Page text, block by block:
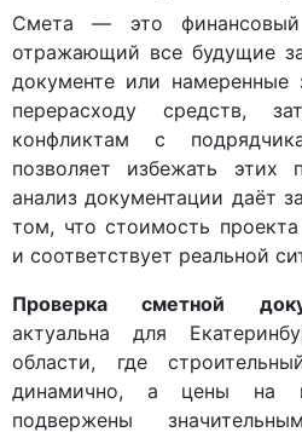
Смета — это финансовый
отражающий все будущие
документе или намеренные
перерасходу средств,
конфликтам с
позволяет избежать этих
анализ документации даёт
том, что стоимость
и соответствует реальной
Проверка сметной
актуальна для
области, где
динамично, а цены на
подвержены